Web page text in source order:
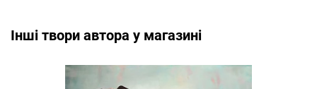
Інші твори автора у магазині